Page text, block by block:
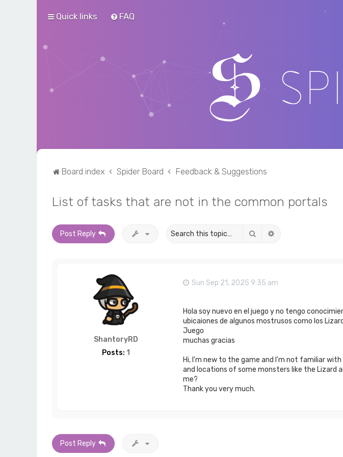
Quick links FAQ
Board index Spider Board Feedback & Suggestions
List of tasks that are not in the common portals
Post Reply Search
ShantoryRD
Posts: 1
Sun Sep 21, 2025 9:35 am
Hola soy nuevo en el juego y no tengo
ubicaiones de algunos mostrusos como los
Juego
muchas gracias
Hi, I'm new to the game and I'm not familiar
and locations of some monsters like the Lizard
me?
Thank you very much.
Post Reply